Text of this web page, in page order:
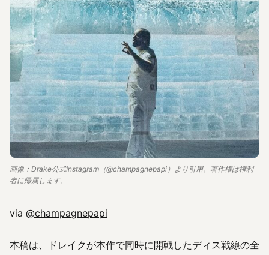
画像：Drake公式Instagram（@champagnepapi）より引用。著作権は権利
者に帰属します。
via @champagnepapi
本稿は、ドレイクが本作で同時に開戦したディス戦線の全